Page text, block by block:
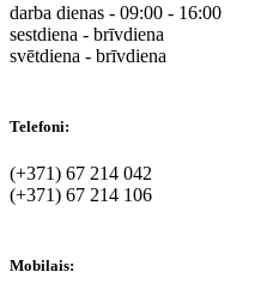
darba dienas - 09:00 - 16:00
sestdiena - brīvdiena
svētdiena - brīvdiena
Telefoni:
(+371) 67 214 042
(+371) 67 214 106
Mobilais: